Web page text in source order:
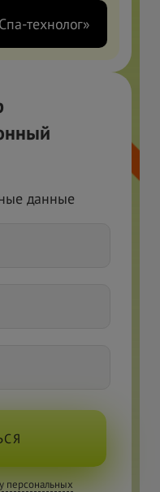
технолог»
данные
персональных